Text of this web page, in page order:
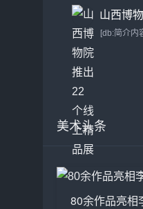
长，国家
山西博
线上精品
[db:简介内
美术头条
80余作品亮相